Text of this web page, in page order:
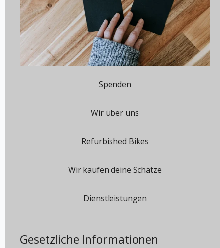
Spenden
Wir über uns
Refurbished Bikes
Wir kaufen deine Schätze
Dienstleistungen
Gesetzliche Informationen